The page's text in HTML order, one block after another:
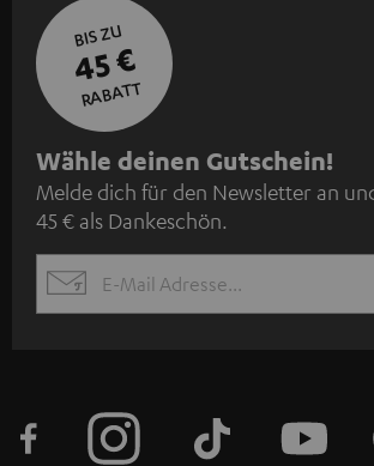
BIS ZU
45 €
RABATT
N
e
w
s
l
e
Wähle deinen Gutschein!
Melde dich für den Newsletter an
45 € als Dankeschön.
EMAIL